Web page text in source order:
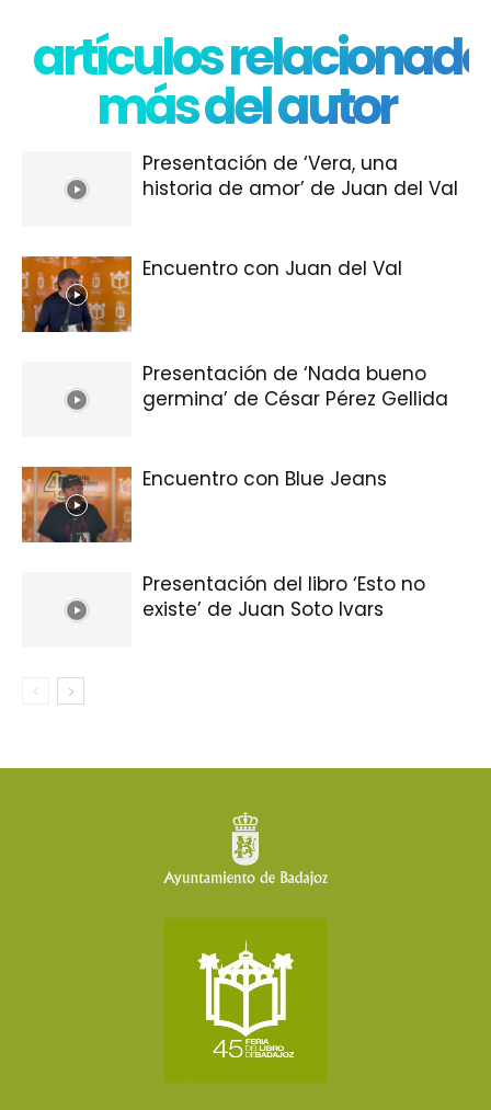
artículos
más del autor
Presentación de ‘Vera, una
historia de amor’ de Juan del Val
Encuentro con Juan del Val
Presentación de ‘Nada bueno
germina’ de César Pérez Gellida
Encuentro con Blue Jeans
Presentación del libro ‘Esto no
existe’ de Juan Soto Ivars